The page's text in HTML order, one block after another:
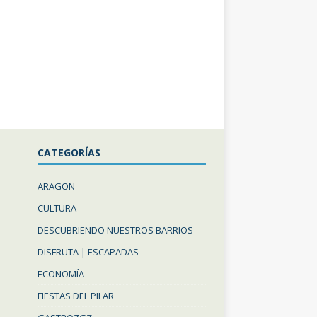
CATEGORÍAS
ARAGON
CULTURA
DESCUBRIENDO NUESTROS BARRIOS
DISFRUTA | ESCAPADAS
ECONOMÍA
FIESTAS DEL PILAR